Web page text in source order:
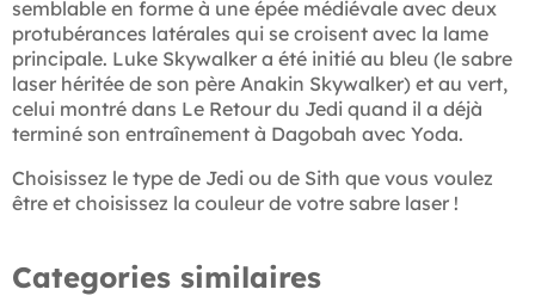
semblable en forme à une épée médiévale avec deux
protubérances latérales qui se croisent avec la lame
principale. Luke Skywalker a été initié au bleu (le sabre
laser héritée de son père Anakin Skywalker) et au vert,
celui montré dans Le Retour du Jedi quand il a déjà
terminé son entraînement à Dagobah avec Yoda.
Choisissez le type de Jedi ou de Sith que vous voulez
être et choisissez la couleur de votre sabre laser !
Categories similaires